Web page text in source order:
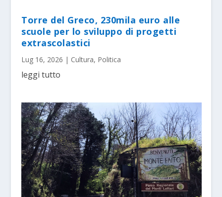
Torre del Greco, 230mila euro alle
scuole per lo sviluppo di progetti
extrascolastici
Lug 16, 2026 | Cultura, Politica
leggi tutto